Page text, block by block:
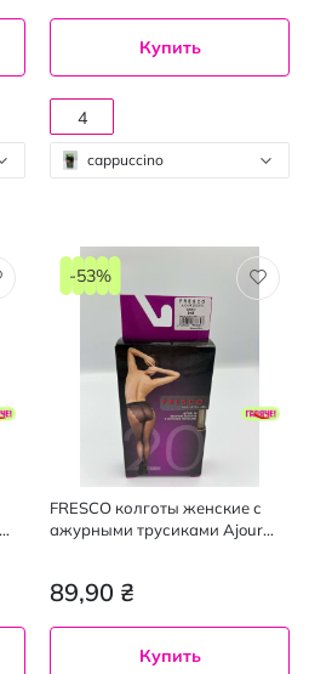
Купить
cappuccino
4
FRESCO колготы женские с
ажурными трусиками Ajour
89,90 ₴
-53%
Купить